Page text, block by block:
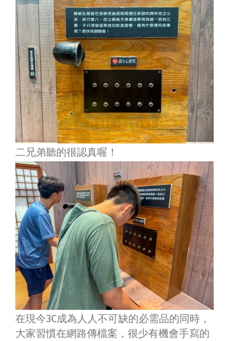
二兄弟聽的很認真喔！
在現今3C成為人人不可缺的必需品的同時，
大家習慣在網路傳檔案，很少有機會手寫的